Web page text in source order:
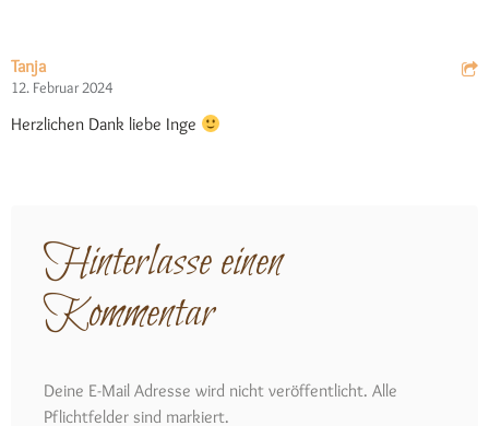
Tanja
12. Februar 2024
Herzlichen Dank liebe Inge
Hinterlasse einen
Kommentar
Deine E-Mail Adresse wird nicht veröffentlicht. Alle
Pflichtfelder sind markiert.